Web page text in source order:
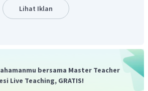
data yang termasuk kelompok
dimana berupa angka-angka yang
yang sama.
data yang sebenarnya sama
namun bedanya adalah data rasio
Lihat Iklan
bersama Master Teacher
Live Teaching, GRATIS!